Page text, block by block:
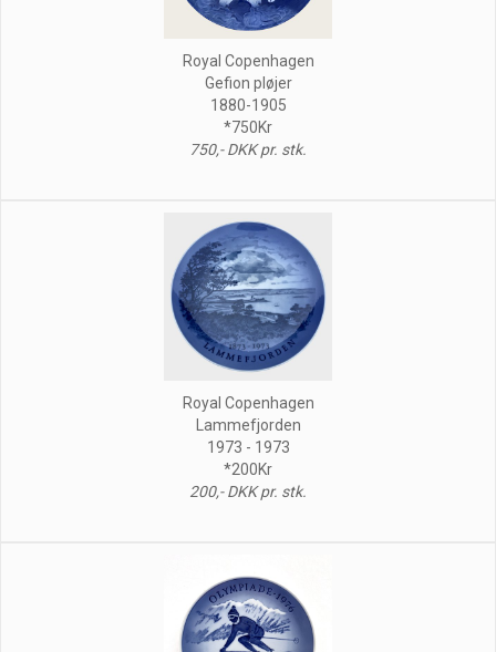
Royal Copenhagen
Gefion pløjer
1880-1905
*750Kr
750,- DKK pr. stk.
Royal Copenhagen
Lammefjorden
1973 - 1973
*200Kr
200,- DKK pr. stk.